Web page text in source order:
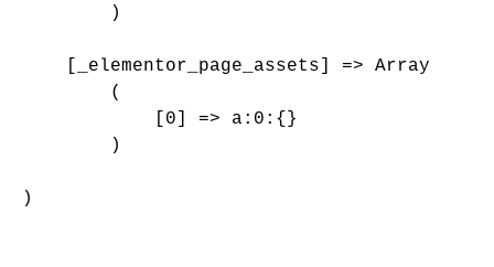
        )
    [_elementor_page_assets] => Array
        (
            [0] => a:0:{}
        )
)